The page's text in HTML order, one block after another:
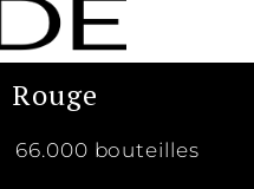
Rouge
66.000 bouteilles